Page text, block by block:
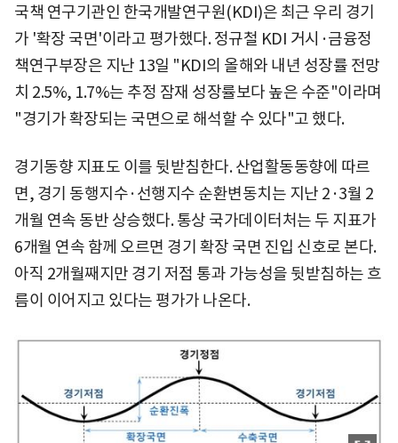
국책 연구기관인 한국개발연구원(KDI)은 최근 우리 경기
가 '확장 국면'이라고 평가했다. 정규철 KDI 거시·금융정
책연구부장은 지난 13일 "KDI의 올해와 내년 성장률 전망
치 2.5%, 1.7%는 추정 잠재 성장률보다 높은 수준"이라며
"경기가 확장되는 국면으로 해석할 수 있다"고 했다.
경기동향 지표도 이를 뒷받침한다. 산업활동동향에 따르
면, 경기 동행지수·선행지수 순환변동치는 지난 2·3월 2
개월 연속 동반 상승했다. 통상 국가데이터처는 두 지표가
6개월 연속 함께 오르면 경기 확장 국면 진입 신호로 본다.
아직 2개월째지만 경기 저점 통과 가능성을 뒷받침하는 흐
름이 이어지고 있다는 평가가 나온다.